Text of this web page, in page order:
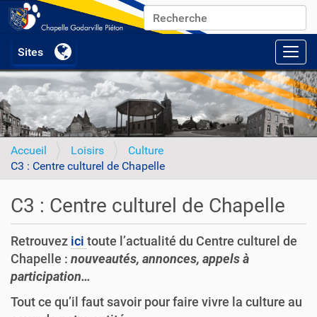
Chercher par
Recherche avancée…
Accueil Loisirs
Culture
C3 : Centre culturel de Chapelle
C3 : Centre culturel de Chapelle
Retrouvez ici toute l’actualité du Centre culturel de
Chapelle : nouveautés, annonces, appels à
participation…
Tout ce qu’il faut savoir pour faire vivre la culture au